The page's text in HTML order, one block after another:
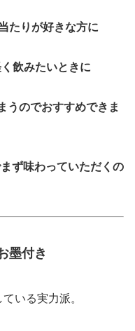
たりが好きな方に
飲みたいときに
うのでおすすめできま
ず味わっていただくの
墨付き
いる実力派。